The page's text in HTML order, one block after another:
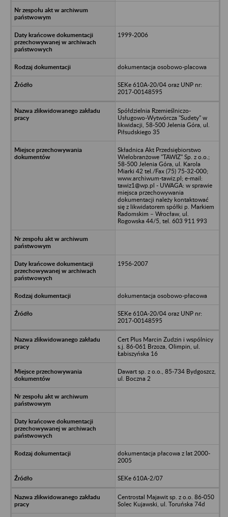
1999-2006
dokumentacja osobowo-placowa
SEKe 610A-20/04 oraz UNP nr:
2017-00148595
Spółdzielnia Rzemieślniczo-
Usługowo-Wytwórcza "Sudety" w
likwidacji, 58-500 Jelenia Góra, ul.
Piłsudskiego 35
Składnica Akt Przedsiębiorstwo
Wielobranżowe "TAWIZ" Sp. z o.o.;
58-500 Jelenia Góra, ul. Karola
Miarki 42 tel./Fax (75) 75-32-000;
www.archiwum-tawiz.pl; e-mail:
tawiz1@wp.pl - UWAGA: w sprawie
miejsca przechowywania
dokumentacji należy kontaktować
się z likwidatorem spółki p. Markiem
Radomskim – Wrocław, ul.
Rogowska 44/5, tel. 603 911 993
1956-2007
dokumentacja osobowo-płacowa
SEKe 610A-20/04 oraz UNP nr:
2017-00148595
Cert Plus Marcin Zudzin i wspólnicy
s.j. 86-061 Brzoza, Olimpin, ul.
Łabiszyńska 16
Dawart sp. z o.o., 85-734 Bydgoszcz,
ul. Boczna 2
dokumentacja płacowa z lat 2000-
2005
SEKe 610A-2/07
Centrostal Majawit sp. z o.o. 86-050
Solec Kujawski, ul. Toruńska 74d